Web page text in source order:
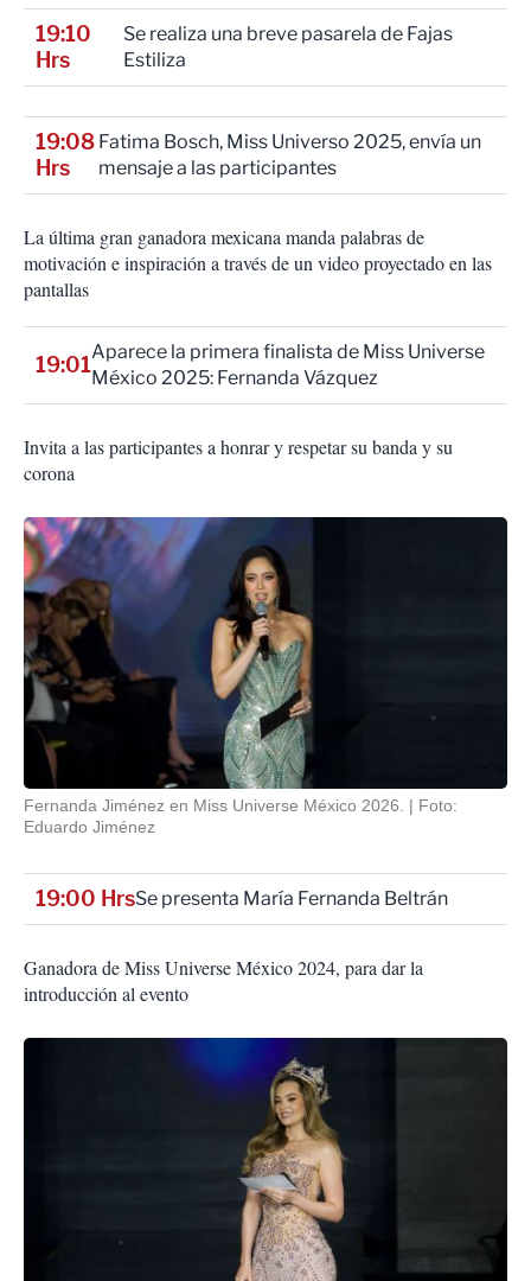
19:10
Hrs
Se realiza una breve pasarela de Fajas
Estiliza
19:08
Hrs
Fatima Bosch, Miss Universo 2025, envía un
mensaje a las participantes
La última gran ganadora mexicana manda palabras de
motivación e inspiración a través de un video proyectado en las
pantallas
19:01
Aparece la primera finalista de Miss Universe
México 2025: Fernanda Vázquez
Invita a las participantes a honrar y respetar su banda y su
corona
Fernanda Jiménez en Miss Universe México 2026.
Foto:
Eduardo Jiménez
19:00 HrsSe presenta María Fernanda Beltrán
Ganadora de Miss Universe México 2024, para dar la
introducción al evento